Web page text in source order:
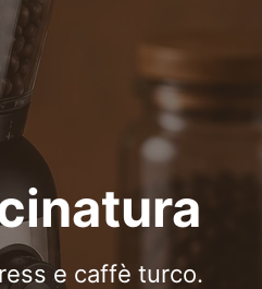
e caffè turco.